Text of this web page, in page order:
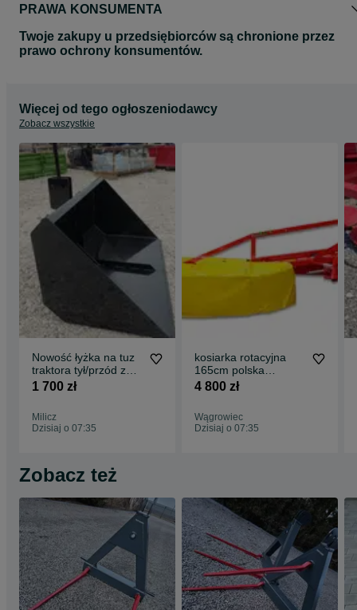
PRAWA KONSUMENTA
Twoje zakupy u przedsiębiorców są chronione przez
prawo ochrony konsumentów.
Więcej od tego ogłoszeniodawcy
Zobacz wszystkie
Nowość łyżka na tuz
traktora tył/przód z
kiper wywrot koliba
1 700 zł
Milicz
Dzisiaj o 07:35
kosiarka rotacyjna
165cm polska
produkcja skośne
4 800 zł
Wągrowiec
Dzisiaj o 07:35
Zobacz też